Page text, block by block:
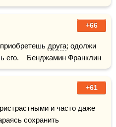
+66
друга; одолжи
его.    Бенджамин Франклин
+61
и часто даже
сохранить